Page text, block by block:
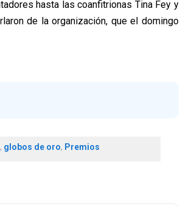
hasta las coanfitrionas Tina Fey y
de la organización, que el domingo
, globos de oro, Premios